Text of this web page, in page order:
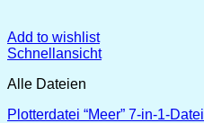
Add to wishlist
Schnellansicht
Alle Dateien
Plotterdatei “Meer” 7-in-1-Datei